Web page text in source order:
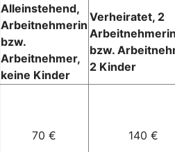
Alleinstehend,
Arbeitnehmerin
bzw.
Arbeitnehmer,
keine Kinder
Verheiratet, 2
bzw.
2 Kinder
70 € 140 €